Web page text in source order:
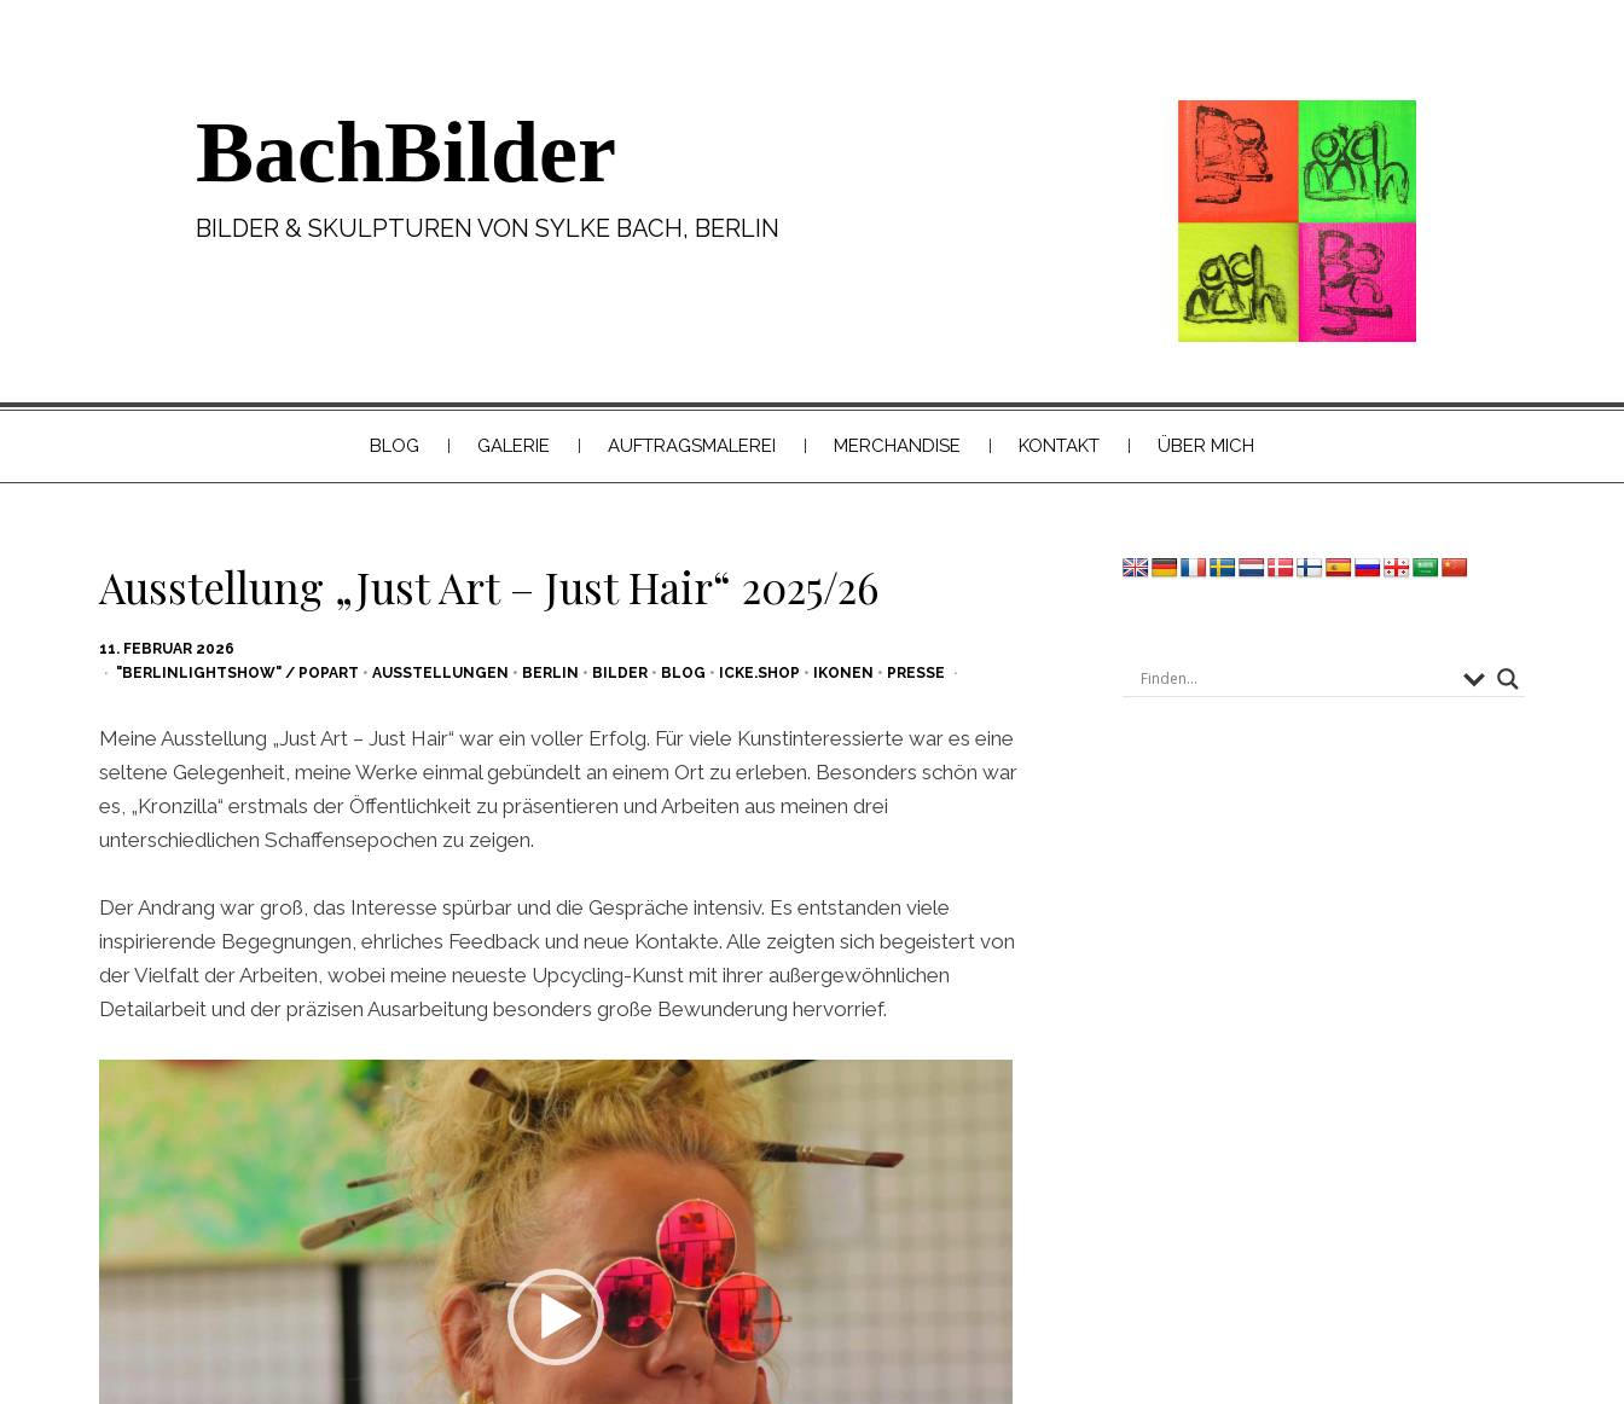
BachBilder
BILDER & SKULPTUREN VON SYLKE BACH, BERLIN
BLOG GALERIE AUFTRAGSMALEREI MERCHANDISE KONTAKT ÜBER MICH
Ausstellung „Just Art – Just Hair“ 2025/26
POSTED
ON
11. FEBRUAR 2026
"BERLINLIGHTSHOW" / POPART • AUSSTELLUNGEN • BERLIN • BILDER • BLOG • ICKE.SHOP • IKONEN • PRESSE
Meine Ausstellung „Just Art – Just Hair“ war ein voller Erfolg. Für viele Kunstinteressierte war es eine
seltene Gelegenheit, meine Werke einmal gebündelt an einem Ort zu erleben. Besonders schön war
es, „Kronzilla“ erstmals der Öffentlichkeit zu präsentieren und Arbeiten aus meinen drei
unterschiedlichen Schaffensepochen zu zeigen.
Der Andrang war groß, das Interesse spürbar und die Gespräche intensiv. Es entstanden viele
inspirierende Begegnungen, ehrliches Feedback und neue Kontakte. Alle zeigten sich begeistert von
der Vielfalt der Arbeiten, wobei meine neueste Upcycling-Kunst mit ihrer außergewöhnlichen
Detailarbeit und der präzisen Ausarbeitung besonders große Bewunderung hervorrief.
Video-
Player